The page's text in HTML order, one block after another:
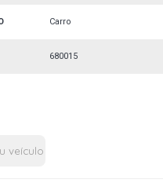
Carro
680015